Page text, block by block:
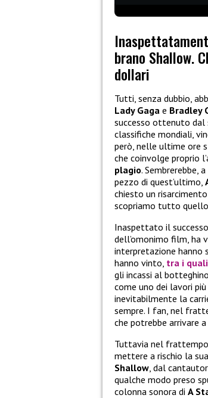
brano Shallow.
dollari
Tutti, senza dubbio,
Lady Gaga e Bradley
successo ottenuto dal
classifiche mondiali,
però, nelle ultime ore
che coinvolge proprio
plagio. Sembrerebbe,
pezzo di quest’ultimo,
chiesto un
scopriamo tutto quello
Inaspettato il
dell’omonimo film, ha
interpretazione hanno
hanno vinto, tra i
gli incassi al
come uno dei lavori
inevitabilmente la
sempre. I fan, nel
che potrebbe arrivare
Tuttavia nel frattempo
mettere a rischio la
Shallow, dal
qualche modo preso
colonna sonora di A